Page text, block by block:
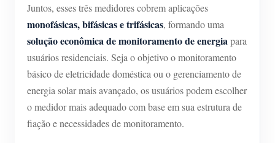
Juntos, esses três medidores cobrem aplicações
monofásicas, bifásicas e trifásicas, formando uma
solução econômica de monitoramento de energiapara
usuários residenciais. Seja o objetivo o monitoramento
básico de eletricidade doméstica ou o gerenciamento de
energia solar mais avançado, os usuários podem escolher
o medidor mais adequado com base em sua estrutura de
fiação e necessidades de monitoramento.